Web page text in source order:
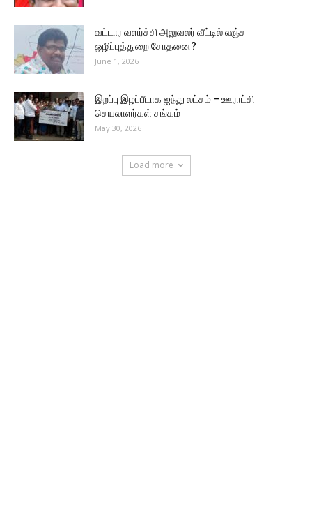
வட்டார வளர்ச்சி அலுவலர் வீட்டில் லஞ்ச
ஒழிப்புத்துறை சோதனை?
June 1, 2026
இறப்பு இழப்பீடாக ஐந்து லட்சம் – ஊராட்சி
செயலாளர்கள் சங்கம்
May 30, 2026
Load more